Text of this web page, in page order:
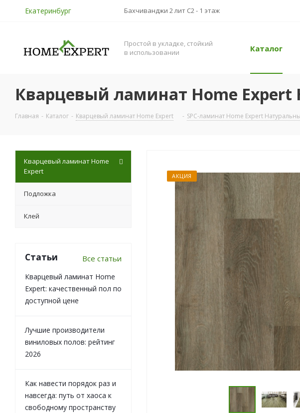
Екатеринбург Бахчиванджи 2 лит С2 - 1 этаж
Простой в укладке, стойкий
в использовании
Каталог
Кварцевый ламинат Home Expert
Главная - Каталог - Кварцевый ламинат Home Expert - SPC-ламинат Home Expert
АКЦИЯ
Кварцевый ламинат Home
Expert
Подложка
Клей
Статьи Все статьи
Кварцевый ламинат Home
Expert: качественный пол по
доступной цене
Лучшие производители
виниловых полов: рейтинг
2026
Как навести порядок раз и
навсегда: путь от хаоса к
свободному пространству